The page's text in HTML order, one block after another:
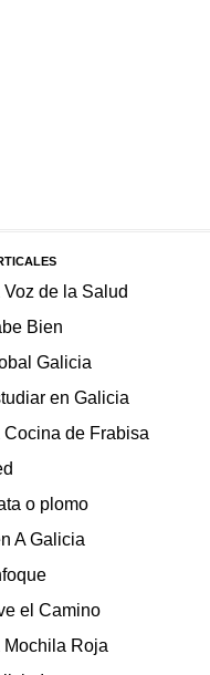
Voz de la Salud
Bien
Galicia
en Galicia
Cocina de Frabisa
o plomo
A Galicia
el Camino
Mochila Roja